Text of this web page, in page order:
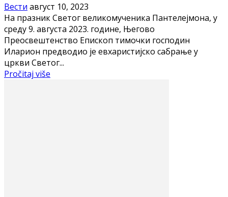
Вести август 10, 2023
На празник Светог великомученика Пантелејмона, у
среду 9. августа 2023. године, Његово
Преосвештенство Епископ тимочки господин
Иларион предводио је евхаристијско сабрање у
цркви Светог...
Pročitaj više